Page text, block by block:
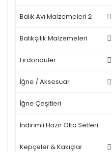
Balık Avı Malzemeleri 2
Balıkçılık Malzemeleri
Fırdöndüler
İğne / Aksesuar
İğne Çeşitleri
İndirimli Hazır Olta Setleri
Kepçeler & Kakıçlar